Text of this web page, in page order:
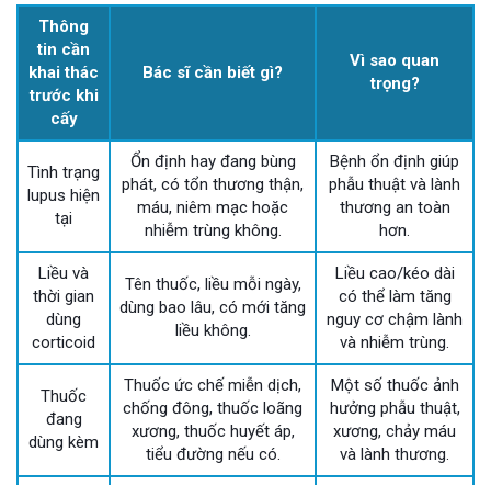
Thông
tin cần
khai thác
trước khi
cấy
Bác sĩ cần biết gì?
Vì sao quan
trọng?
Tình trạng
lupus hiện
tại
Ổn định hay đang bùng
phát, có tổn thương thận,
máu, niêm mạc hoặc
nhiễm trùng không.
Bệnh ổn định giúp
phẫu thuật và lành
thương an toàn
hơn.
Liều và
thời gian
dùng
corticoid
Tên thuốc, liều mỗi ngày,
dùng bao lâu, có mới tăng
liều không.
Liều cao/kéo dài
có thể làm tăng
nguy cơ chậm lành
và nhiễm trùng.
Thuốc
đang
dùng kèm
Thuốc ức chế miễn dịch,
chống đông, thuốc loãng
xương, thuốc huyết áp,
tiểu đường nếu có.
Một số thuốc ảnh
hưởng phẫu thuật,
xương, chảy máu
và lành thương.